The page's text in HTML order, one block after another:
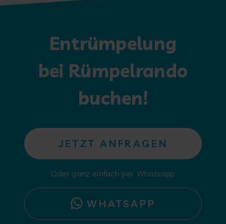
Entrümpelung
bei Rümpelrando
buchen!
JETZT ANFRAGEN
Oder ganz einfach per Whatsapp
WHATSAPP